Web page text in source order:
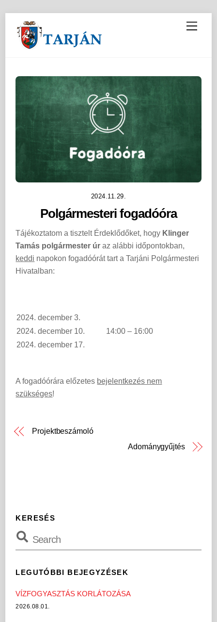
M
e
2024.11.29.
Polgármesteri fogadóóra
Tájékoztatom a tisztelt Érdeklődőket, hogy Klinger
Tamás polgármester úr az alábbi időpontokban,
keddi napokon fogadóórát tart a Tarjáni Polgármesteri
Hivatalban:
2024. december 3.
14:00 – 16:00
2024. december 10.
2024. december 17.
A fogadóórára előzetes bejelentkezés nem
szükséges!
Projektbeszámoló
Adománygyűjtés
KERESÉS
LEGUTÓBBI BEJEGYZÉSEK
VÍZFOGYASZTÁS KORLÁTOZÁSA
2026.08.01.